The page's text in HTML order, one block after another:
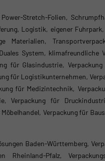
Stretch-Folien,
Logistik, eigener
Materialien,
System, klimafreundliche
für Glasindustrie,
für Logistikunternehmen,
für Medizintechnik,
Verpackung für
Verpackung für
Baden-Württemberg,
Rheinland-Pfalz,